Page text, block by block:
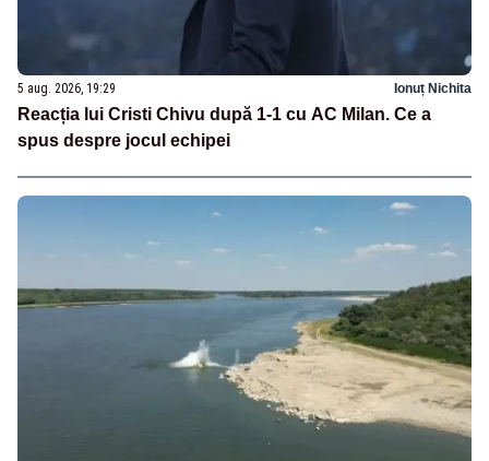
5 aug. 2026, 19:29 Ionuț Nichita
Reacția lui Cristi Chivu după 1-1 cu AC Milan. Ce a
spus despre jocul echipei